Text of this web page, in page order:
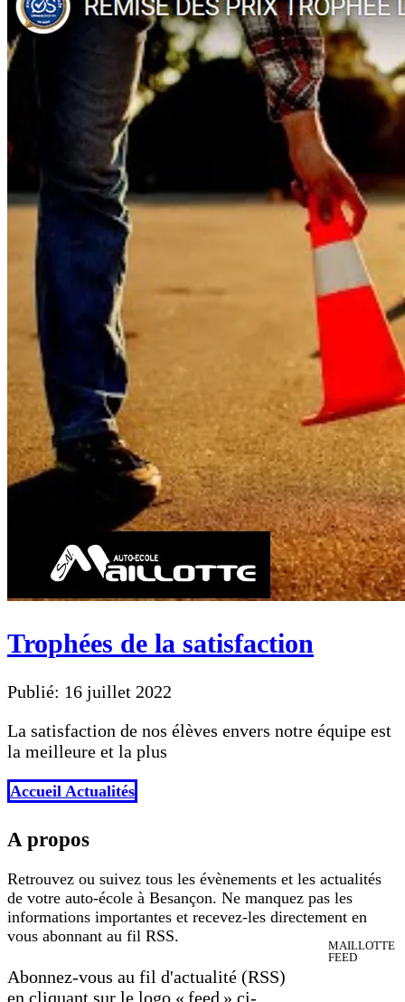
Trophées de la satisfaction
Publié: 16 juillet 2022
La satisfaction de nos élèves envers notre équipe est
la meilleure et la plus
Accueil Actualités
A propos
Retrouvez ou suivez tous les évènements et les actualités
de votre auto-école à Besançon. Ne manquez pas les
informations importantes et recevez-les directement en
vous abonnant au fil RSS.
Abonnez-vous au fil d'actualité (RSS)
en cliquant sur le logo « feed » ci-
MAILLOTTE
FEED